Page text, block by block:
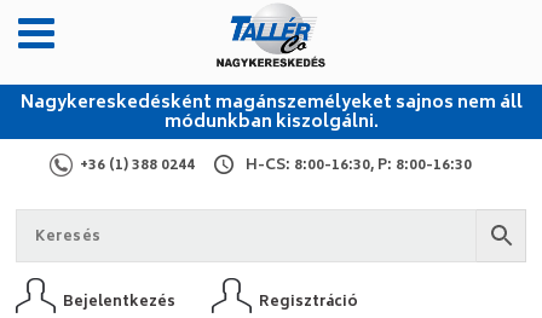
Nagykereskedésként magánszemélyeket sajnos nem áll
módunkban kiszolgálni.
+36 (1) 388 0244 H-CS: 8:00-16:30, P: 8:00-16:30
Bejelentkezés Regisztráció